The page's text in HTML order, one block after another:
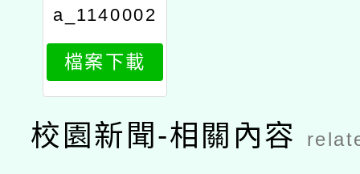
a_1140002
360_attach
2
檔案下載
校園新聞-相關內容